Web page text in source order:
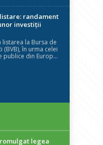
randament
investiții
listarea la Bursa de
(BVB), în urma celei
publice din Europ...
legea